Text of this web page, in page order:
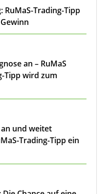
Trading-Tipp
an – RuMaS
Tipp wird zum
und weitet
Trading-Tipp ein